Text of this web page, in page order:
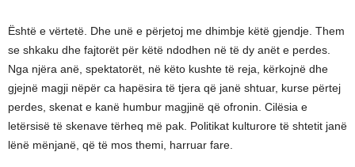
Është e vërtetë. Dhe unë e përjetoj me dhimbje këtë gjendje. Them
se shkaku dhe fajtorët për këtë ndodhen në të dy anët e perdes.
Nga njëra anë, spektatorët, në këto kushte të reja, kërkojnë dhe
gjejnë magji nëpër ca hapësira të tjera që janë shtuar, kurse përtej
perdes, skenat e kanë humbur magjinë që ofronin. Cilësia e
letërsisë të skenave tërheq më pak. Politikat kulturore të shtetit janë
lënë mënjanë, që të mos themi, harruar fare.